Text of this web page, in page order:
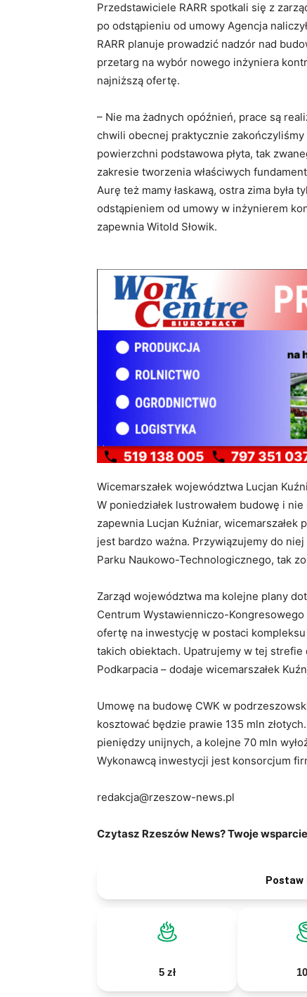
Przedstawiciele RARR spotkali się z
po odstąpieniu od umowy Agencja
RARR planuje prowadzić nadzór nad
przetarg na wybór nowego inżyniera
najniższą ofertę.
– Nie ma żadnych opóźnień, prace są
chwili obecnej praktycznie
powierzchni podstawowa płyta, tak
zakresie tworzenia właściwych
Aurę też mamy łaskawą, ostra zima
odstąpieniem od umowy w inżynierem
zapewnia Witold Słowik.
Wicemarszałek województwa Lucjan
W poniedziałek lustrowałem budowę i
zapewnia Lucjan Kuźniar,
jest bardzo ważna. Przywiązujemy do
Parku Naukowo-Technologicznego, tak
Zarząd województwa ma kolejne plany
Centrum Wystawienniczo-Kongresowego
ofertę na inwestycję w postaci
takich obiektach. Upatrujemy w tej
Podkarpacia – dodaje wicemarszałek
Umowę na budowę CWK w
kosztować będzie prawie 135 mln
pieniędzy unijnych, a kolejne 70 mln
Wykonawcą inwestycji jest konsorcjum
redakcja@rzeszow-news.pl
Czytasz Rzeszów News? Twoje
Postaw
5 zł